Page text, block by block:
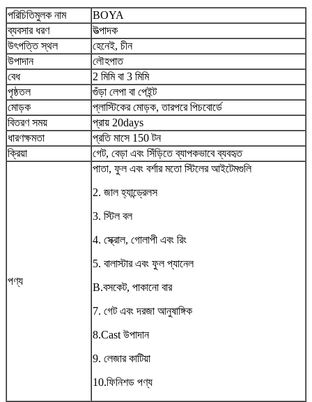
পরিচিতিমুলক নাম
BOYA
ব্যবসার ধরণ
উত্পাদক
উৎপত্তি স্থল
হেনেই, চীন
উপাদান
লৌহপাত
বেধ
2 মিমি বা 3 মিমি
পৃষ্ঠতল
গুঁড়া লেপা বা পেইন্ট
মোড়ক
প্লাস্টিকের মোড়ক, তারপরে পিচবোর্ডে
বিতরণ সময়
প্রায় 20days
ধারণক্ষমতা
প্রতি মাসে 150 টন
ক্রিয়া
গেট, বেড়া এবং সিঁড়িতে ব্যাপকভাবে ব্যবহৃত
পণ্য
পাতা, ফুল এবং বর্শার মতো স্টিলের আইটেমগুলি
2. জাল হ্যান্ড্রেলস
3. স্টিল বল
4. স্ক্রোল, গোলাপী এবং রিং
5. বালাস্টার এবং ফুল প্যানেল
B.বসকেট, পাকানো বার
7. গেট এবং দরজা আনুষাঙ্গিক
8.Cast উপাদান
9. লেজার কাটিয়া
10.ফিনিশড পণ্য